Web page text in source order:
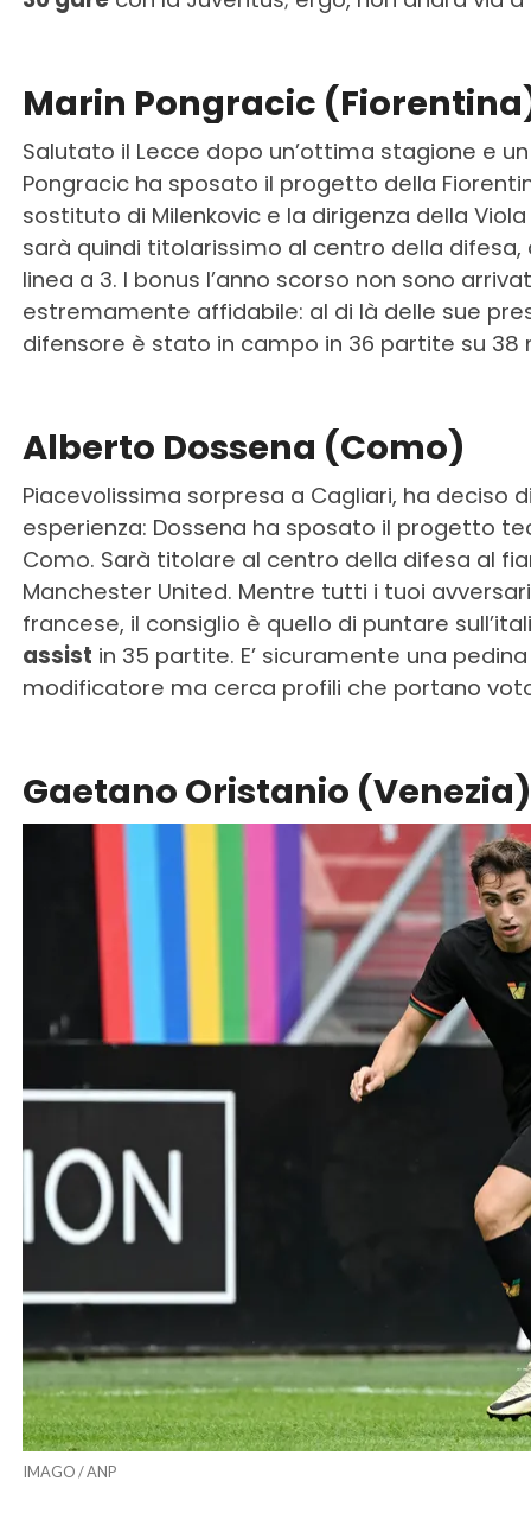
Marin Pongracic
Salutato il Lecce dopo un’ottima stagione e
Pongracic ha sposato il progetto della
sostituto di Milenkovic e la dirigenza della
sarà quindi titolarissimo al centro della
linea a 3. I bonus l’anno scorso non sono
estremamente affidabile: al di là delle sue
difensore è stato in campo in 36 partite su 38
Alberto Dossena (Como)
Piacevolissima sorpresa a Cagliari, ha deciso
esperienza: Dossena ha sposato il progetto
Como. Sarà titolare al centro della difesa al
Manchester United. Mentre tutti i tuoi
francese, il consiglio è quello di puntare
assist in 35 partite. E’ sicuramente una
modificatore ma cerca profili che portano
Gaetano Oristanio (Venezia)
IMAGO / ANP